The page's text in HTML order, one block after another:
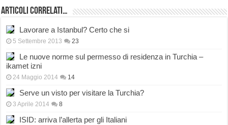
Articoli correlati…
Lavorare a Istanbul? Certo che si
5 Settembre 2013 23
Le nuove norme sul permesso di residenza in Turchia –
ikamet izni
24 Maggio 2014 14
Serve un visto per visitare la Turchia?
3 Aprile 2014 8
ISID: arriva l’allerta per gli Italiani